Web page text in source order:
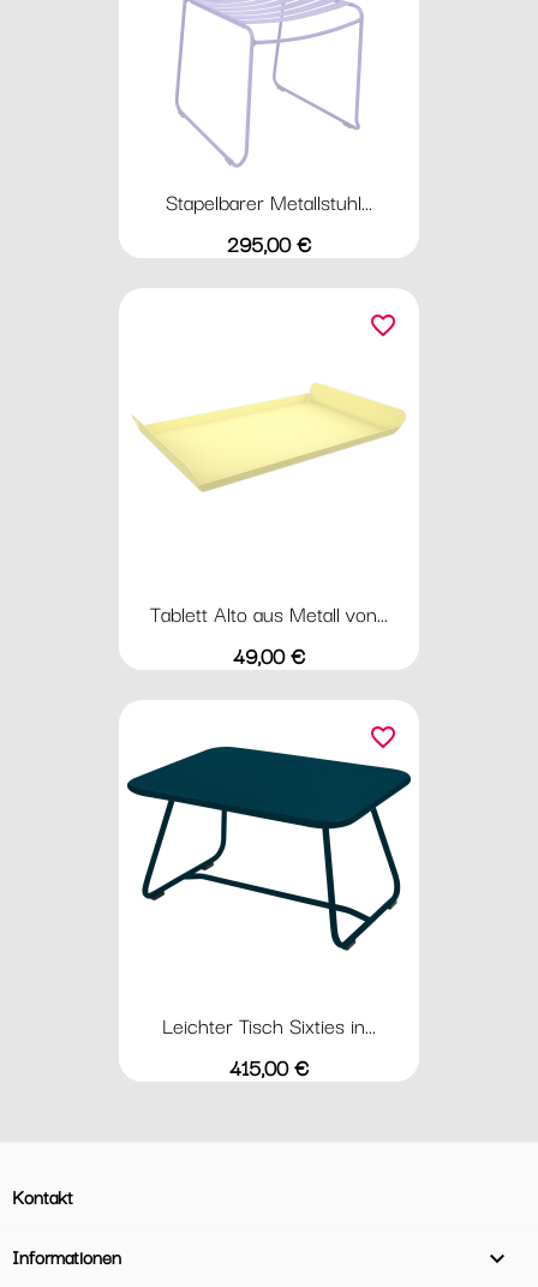
Stapelbarer Metallstuhl...
Preis
295,00 €
Tablett Alto aus Metall von...
Preis
49,00 €
favorite_border
Leichter Tisch Sixties in...
Preis
415,00 €
favorite_border
Kontakt
Informationen 